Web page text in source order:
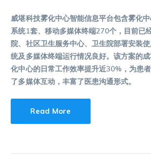
威堪科技雾化中心智能信息平台包含雾化
系统1套、移动多媒体终端270个，目前已
院、社区卫生服务中心、卫生院部署安装
统及多媒体终端运行情况良好。该方案的
化中心的日常工作效率提升近30%，为患
了多媒体互动，丰富了医患沟通形式。
Read More